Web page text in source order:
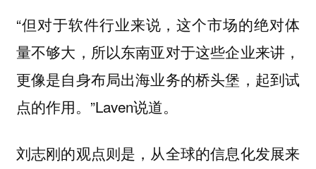
“但对于软件行业来说，这个市场的绝对体
量不够大，所以东南亚对于这些企业来讲，
更像是自身布局出海业务的桥头堡，起到试
点的作用。”Laven说道。
刘志刚的观点则是，从全球的信息化发展来